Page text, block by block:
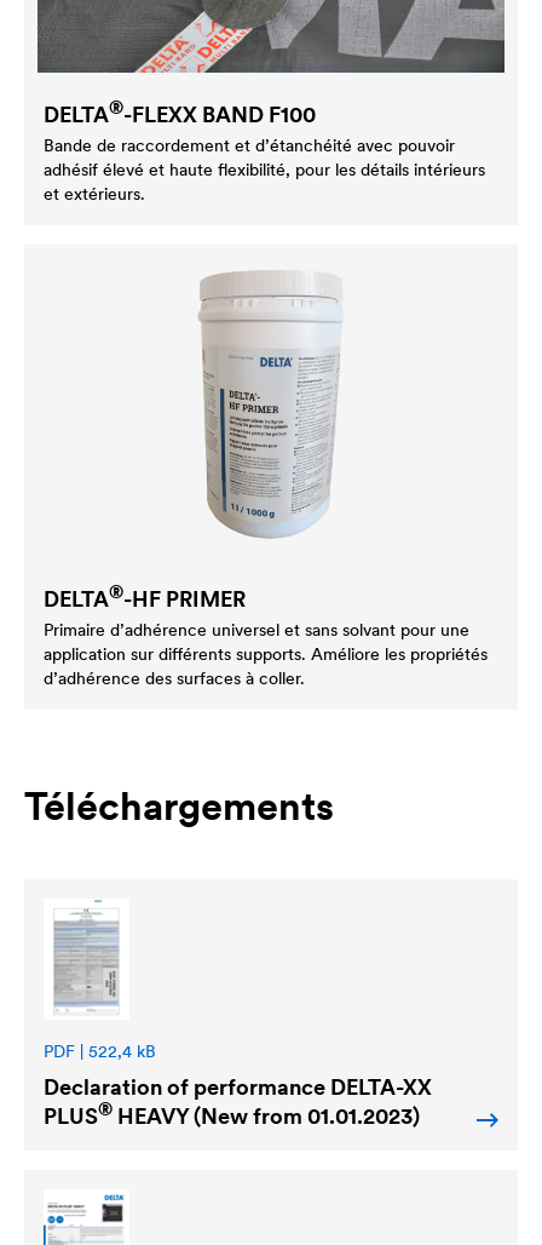
DELTA®-FLEXX BAND F100
Bande de raccordement et d’étanchéité avec pouvoir
adhésif élevé et haute flexibilité, pour les détails intérieurs
et extérieurs.
DELTA®-HF PRIMER
Primaire d’adhérence universel et sans solvant pour une
application sur différents supports. Améliore les propriétés
d’adhérence des surfaces à coller.
Téléchargements
PDF | 522,4 kB
Declaration of performance DELTA-XX
PLUS® HEAVY (New from 01.01.2023)